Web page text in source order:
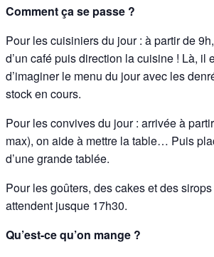
Comment ça se passe ?
Pour les cuisiniers du jour : à partir de
d’un café puis direction la cuisine ! Là, il
d’imaginer le menu du jour avec les
stock en cours.
Pour les convives du jour : arrivée à
max), on aide à mettre la table… Puis
d’une grande tablée.
Pour les goûters, des cakes et des
attendent jusque 17h30.
Qu’est-ce qu’on mange ?